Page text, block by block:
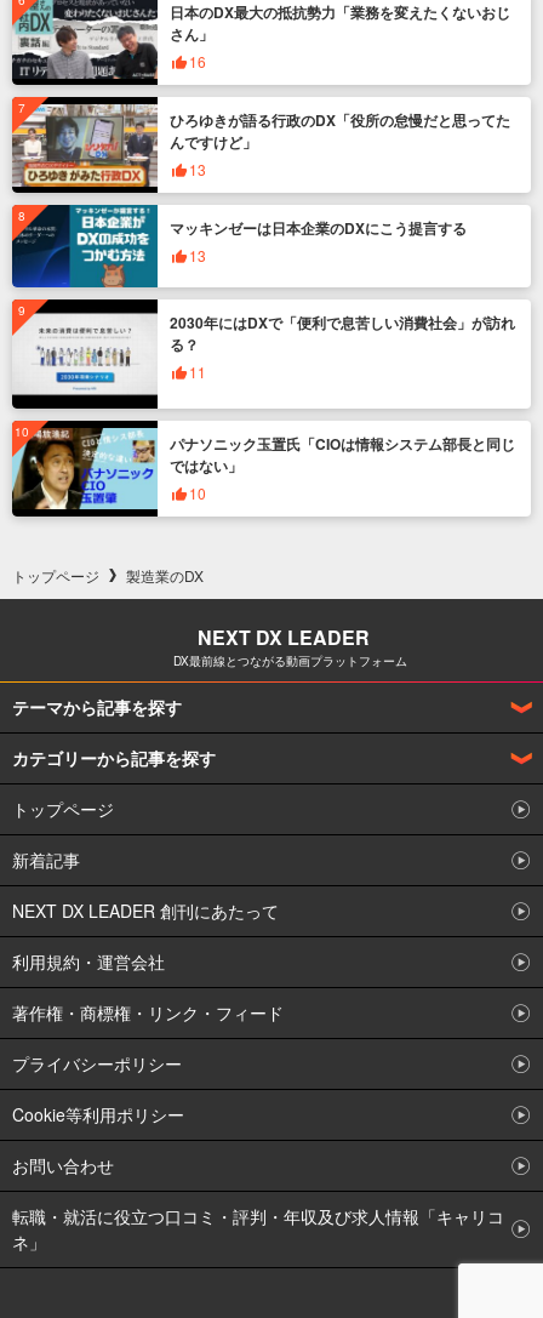
日本のDX最大の抵抗勢力「業務を変えたくないおじ
さん」
16
ひろゆきが語る行政のDX「役所の怠慢だと思ってた
んですけど」
13
マッキンゼーは日本企業のDXにこう提言する
13
2030年にはDXで「便利で息苦しい消費社会」が訪れ
る？
11
パナソニック玉置氏「CIOは情報システム部長と同じ
ではない」
10
トップページ 製造業のDX
NEXT DX LEADER
DX最前線とつながる動画プラットフォーム
トップページ
新着記事
NEXT DX LEADER 創刊にあたって
利用規約・運営会社
著作権・商標権・リンク・フィード
プライバシーポリシー
Cookie等利用ポリシー
お問い合わせ
転職・就活に役立つ口コミ・評判・年収及び求人情報「キャリコ
ネ」
テーマから記事を探す
DX企業インタビュー
企業の事例からDXを学ぶ
製造業のDX
NEXT DX LEADER オリジナル
DXで何ができるのか
DXとは何か
DX人材の職種とスキル
DX失敗あるある＆成功のコツ
カテゴリーから記事を探す
DXとは何か解説
DX人材の獲得育成策
IoT
IT業のDX
UI/UXデザイナー
アーキテクト
エンジニア/プログラマ
クラウド(SaaS/PaaS/IaaS)
コンサルファームの提言
サービス業のDX